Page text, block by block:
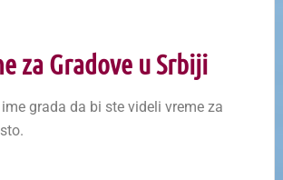
za Gradove u Srbiji
grada da bi ste videli vreme za